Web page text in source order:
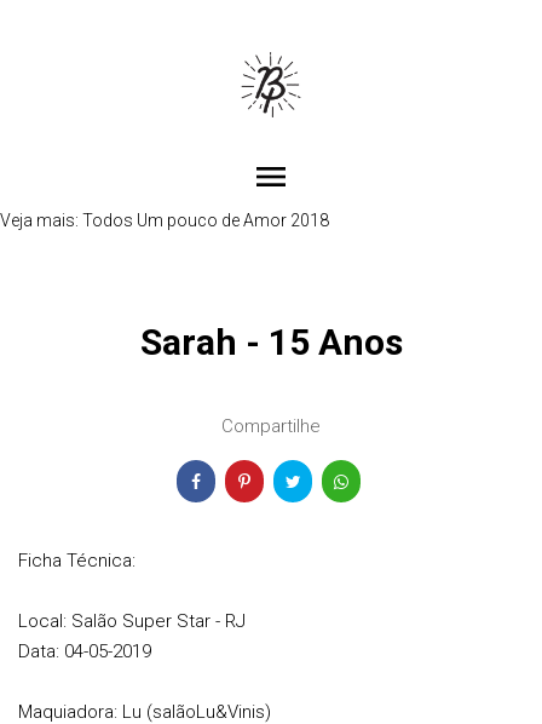
menu
Veja mais: Todos Um pouco de Amor 2018
Sarah - 15 Anos
Compartilhe
Ficha Técnica:
Local: Salão Super Star - RJ
Data: 04-05-2019
Maquiadora: Lu (salãoLu&Vinis)